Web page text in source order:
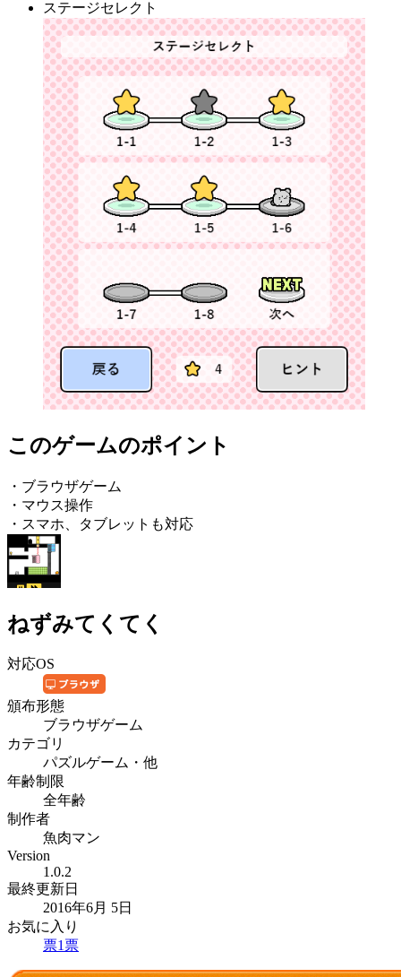
ステージセレクト
このゲームのポイント
・ブラウザゲーム
・マウス操作
・スマホ、タブレットも対応
ねずみてくてく
対応OS
頒布形態
ブラウザゲーム
カテゴリ
パズルゲーム・他
年齢制限
全年齢
制作者
魚肉マン
Version
1.0.2
最終更新日
2016年6月 5日
お気に入り
票1票